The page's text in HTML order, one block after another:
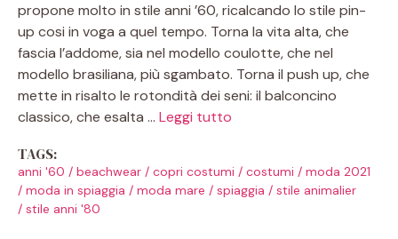
propone molto in stile anni ’60, ricalcando lo stile pin-
up cosi in voga a quel tempo. Torna la vita alta, che
fascia l’addome, sia nel modello coulotte, che nel
modello brasiliana, più sgambato. Torna il push up, che
mette in risalto le rotondità dei seni: il balconcino
classico, che esalta … Leggi tutto
TAGS:
anni '60 / beachwear / copri costumi / costumi / moda 2021
/ moda in spiaggia / moda mare / spiaggia / stile animalier
/ stile anni '80